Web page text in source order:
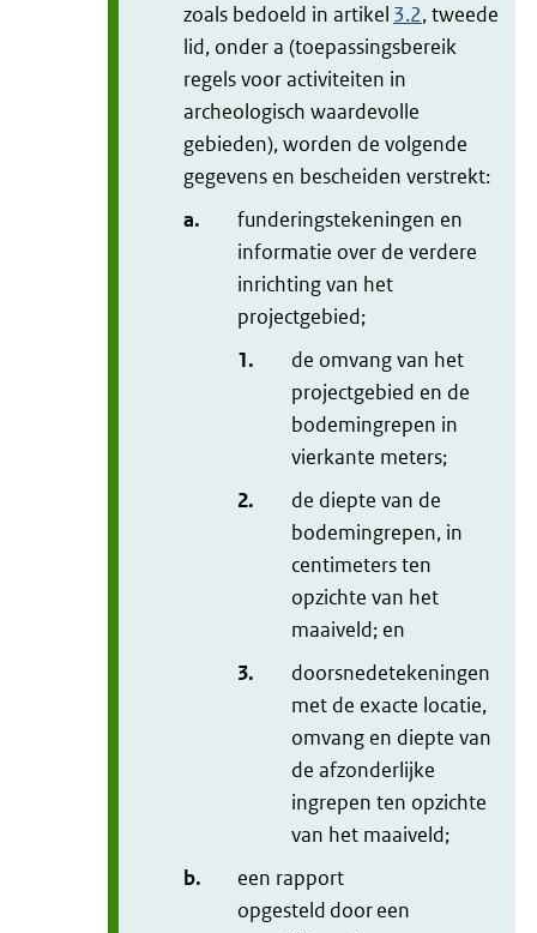
zoals bedoeld in artikel 3.2, tweede
lid, onder a (toepassingsbereik
regels voor activiteiten in
archeologisch waardevolle
gebieden), worden de volgende
gegevens en bescheiden verstrekt:
a.
funderingstekeningen en
informatie over de verdere
inrichting van het
projectgebied;
1.
de omvang van het
projectgebied en de
bodemingrepen in
vierkante meters;
2.
de diepte van de
bodemingrepen, in
centimeters ten
opzichte van het
maaiveld; en
3.
doorsnedetekeningen
met de exacte locatie,
omvang en diepte van
de afzonderlijke
ingrepen ten opzichte
van het maaiveld;
b.
een rapport
opgesteld door een